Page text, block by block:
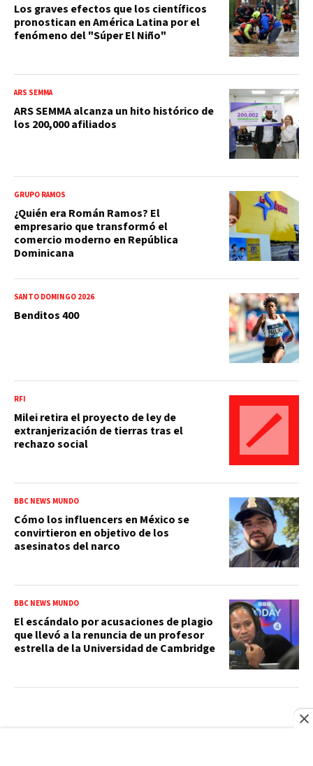
Los graves efectos que los científicos
pronostican en América Latina por el
fenómeno del "Súper El Niño"
ARS SEMMA
ARS SEMMA alcanza un hito histórico de
los 200,000 afiliados
GRUPO RAMOS
¿Quién era Román Ramos? El
empresario que transformó el
comercio moderno en República
Dominicana
SANTO DOMINGO 2026
Benditos 400
RFI
Milei retira el proyecto de ley de
extranjerización de tierras tras el
rechazo social
BBC NEWS MUNDO
Cómo los influencers en México se
convirtieron en objetivo de los
asesinatos del narco
BBC NEWS MUNDO
El escándalo por acusaciones de plagio
que llevó a la renuncia de un profesor
estrella de la Universidad de Cambridge